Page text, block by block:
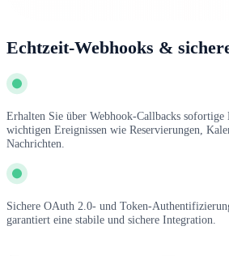
Echtzeit-Webhooks &
Erhalten Sie über Webhook-Callbacks sofortige
wichtigen Ereignissen wie Reservierungen,
Nachrichten.
Sichere OAuth 2.0- und Token-
garantiert eine stabile und sichere Integration.